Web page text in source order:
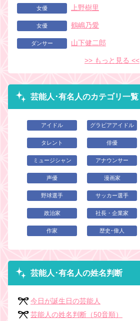
女優 上野樹里
女優 鶴嶋乃愛
ダンサー 山下健二郎
>> もっと見る <<
芸能人･有名人のカテゴリ一覧
アイドル グラビアアイドル
タレント 俳優
ミュージシャン アナウンサー
声優 漫画家
野球選手 サッカー選手
政治家 社長・企業家
作家 歴史･偉人
芸能人･有名人の姓名判断
今日が誕生日の芸能人
芸能人の姓名判断（50音順）